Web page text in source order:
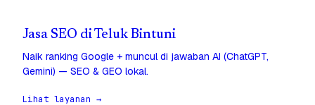
Jasa SEO di Teluk Bintuni
Naik ranking Google + muncul di jawaban AI (ChatGPT,
Gemini) — SEO & GEO lokal.
Lihat layanan →